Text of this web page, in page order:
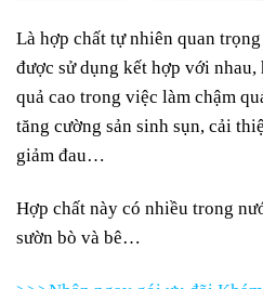
Là hợp chất tự nhiên quan
được sử dụng kết hợp với
quả cao trong việc làm chậm
tăng cường sản sinh sụn, cải
giảm đau…
Hợp chất này có nhiều trong
sườn bò và bê…